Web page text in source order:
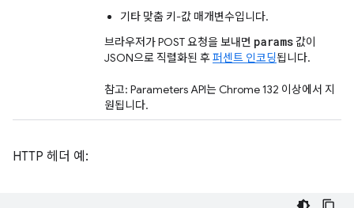
기타 맞춤 키-값 매개변수입니다.
브라우저가 POST 요청을 보내면 params값이
JSON으로 직렬화된 후퍼센트 인코딩됩니다.
참고: Parameters API는 Chrome 132 이상에서 지
원됩니다.
HTTP 헤더 예: